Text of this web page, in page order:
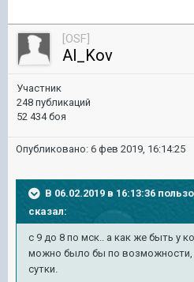
[OSF]
Al_Kov
Участник
248 публикаций
52 434 боя
Опубликовано: 6 фев 2019, 16:14:25
В 06.02.2019 в 16:13:36
сказал:
с 9 до 8 по мск.. а как же быть у
можно было бы по возможности,
сутки.